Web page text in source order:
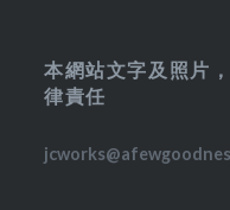
本網站文字及照片
律責任